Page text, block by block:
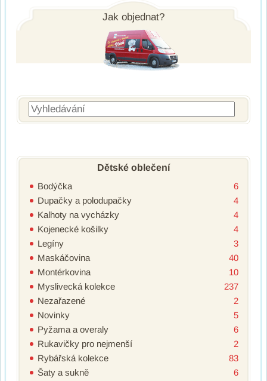
Jak objednat?
Vyhledávání
Dětské oblečení
Bodýčka
6
Dupačky a polodupačky
4
Kalhoty na vycházky
4
Kojenecké košilky
4
Legíny
3
Maskáčovina
40
Montérkovina
10
Myslivecká kolekce
237
Nezařazené
2
Novinky
5
Pyžama a overaly
6
Rukavičky pro nejmenší
2
Rybářská kolekce
83
Šaty a sukně
6